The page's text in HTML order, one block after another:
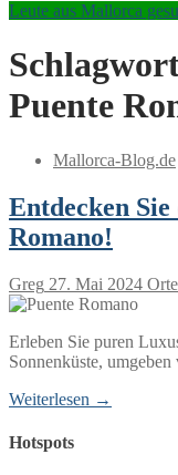
Leute aus Mallorca
Puente
Mallorca-Blog.de
Entdecken
Romano!
Greg 27. Mai 2024 Orte
Erleben Sie puren
Sonnenküste,
Weiterlesen →
Hotspots